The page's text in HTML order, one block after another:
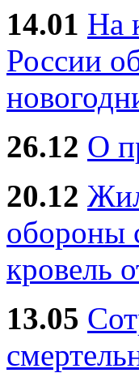
14.01 На
России
26.12 О
20.12
обороны
кровель
13.05